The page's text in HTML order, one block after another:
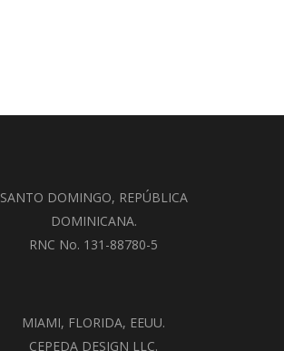
SANTO DOMINGO, REPÚBLICA
DOMINICANA.
RNC No. 131-88780-5
MIAMI, FLORIDA, EEUU.
CEPEDA DESIGN LLC.